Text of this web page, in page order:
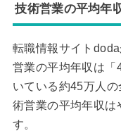
技術営業の平均年
転職情報サイト
営業の平均年収は「
いている約45万人
術営業の平均年収は
す。